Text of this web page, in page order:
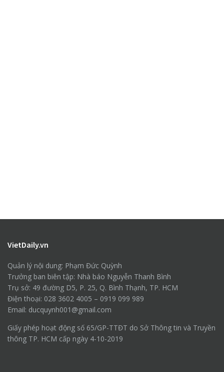
VietDaily.vn
Quản lý nội dung: Phạm Đức Quỳnh
Trưởng ban biên tập: Nhà báo Nguyễn Thanh Bình
Trụ sở: 49 đường D5, P. 25, Q. Bình Thạnh, TP. HCM
Điện thoại: 028 3602 4005 – 0919 099 989
Email: ducquynh001@gmail.com
Giấy phép hoạt động số 65/GP-TTĐT do Sở Thông tin và Truyền
thông TP. HCM cấp ngày 4-10-2019